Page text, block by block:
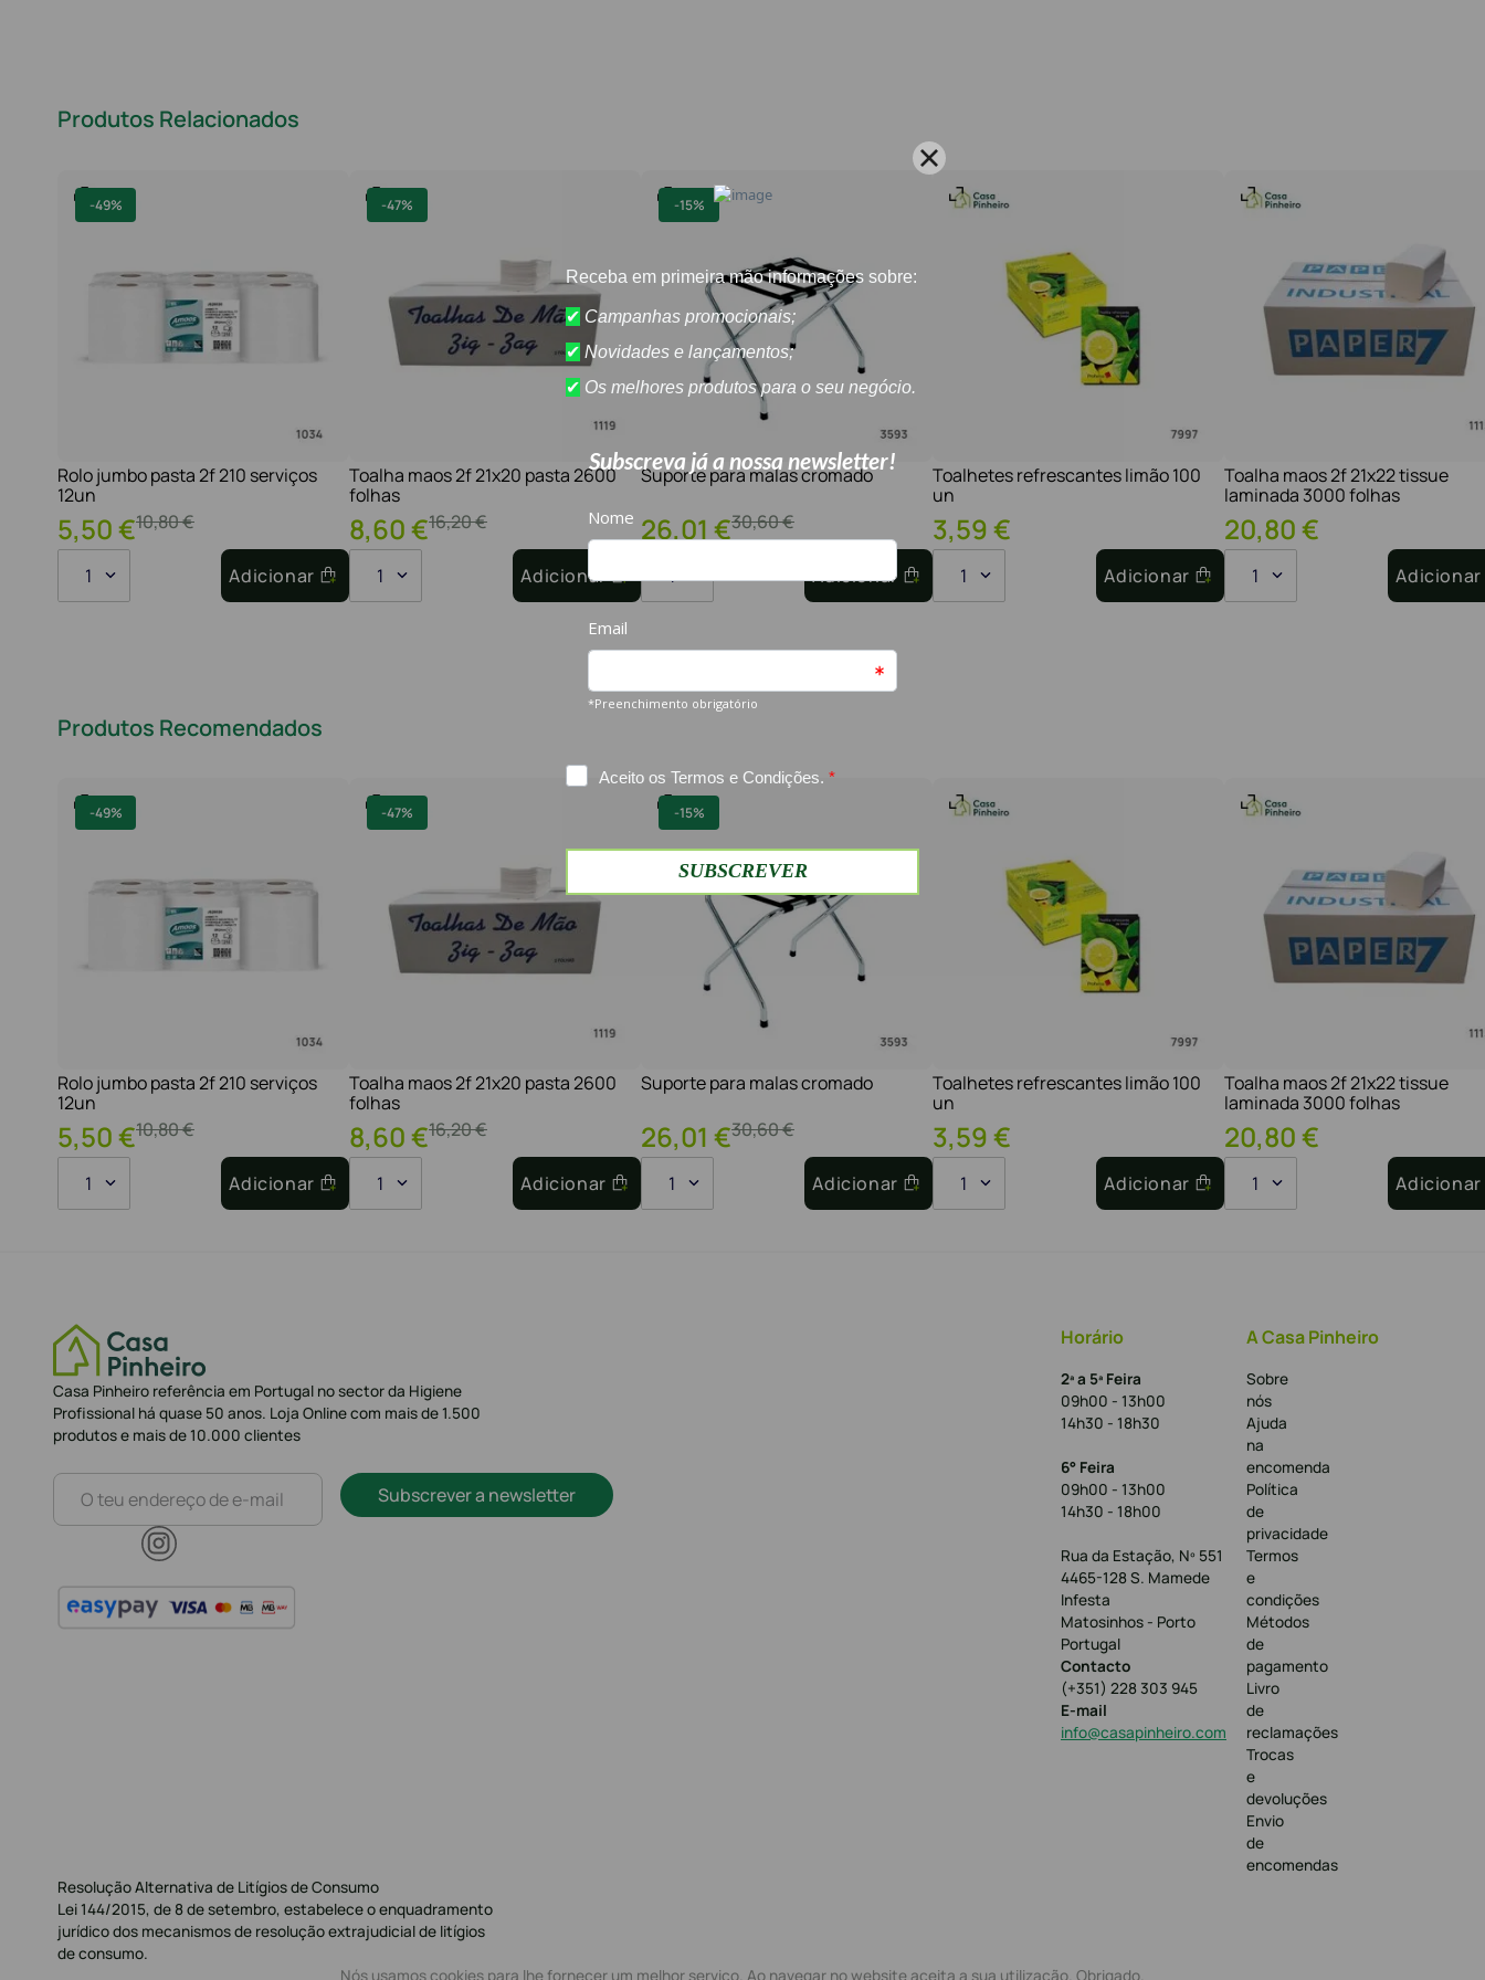
Produtos Relacionados
-49%
Rolo jumbo pasta 2f 210 serviços
12un
10,80€
5,50€
1 Adicionar
-47%
Toalha maos 2f 21x20 pasta 2600
folhas
16,20€
8,60€
1 Adicionar
-15%
Suporte para malas cromado
30,60€
26,01 €
1 Adicionar
Toalhetes refrescantes limão 100
un
3,59€
1 Adicionar
Toalha maos 2f 21x22 tissue
laminada 3000 folhas
20,80€
1 Adicionar
Produtos Recomendados
-49%
Rolo jumbo pasta 2f 210 serviços
12un
10,80€
5,50€
1 Adicionar
-47%
Toalha maos 2f 21x20 pasta 2600
folhas
16,20€
8,60€
1 Adicionar
-15%
Suporte para malas cromado
30,60€
26,01 €
1 Adicionar
Toalhetes refrescantes limão 100
un
3,59€
1 Adicionar
Toalha maos 2f 21x22 tissue
laminada 3000 folhas
20,80€
1 Adicionar
Casa Pinheiro referência em Portugal no sector da Higiene
Profissional há quase 50 anos. Loja Online com mais de 1.500
produtos e mais de 10.000 clientes
Subscrever a newsletter
Horário
2ª a 5ª Feira
09h00 - 13h00
14h30 - 18h30
6° Feira
09h00 - 13h00
14h30 - 18h00
Rua da Estação, Nº 551
4465-128 S. Mamede
Infesta
Matosinhos - Porto
Portugal
Contacto
(+351) 228 303 945
E-mail
info@casapinheiro.com
A Casa Pinheiro
Sobre
nós
Ajuda
na
encomenda
Política
de
privacidade
Termos
e
condições
Métodos
de
pagamento
Livro
de
reclamações
Trocas
e
devoluções
Envio
de
encomendas
Resolução Alternativa de Litígios de Consumo
Lei 144/2015, de 8 de setembro, estabelece o enquadramento
jurídico dos mecanismos de resolução extrajudicial de litígios
de consumo.
Nós usamos cookies para lhe fornecer um melhor serviço. Ao navegar no website aceita a sua utilização. Obrigado.